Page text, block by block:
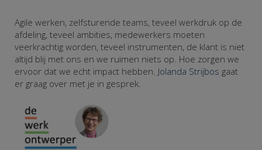
Agile werken, zelfsturende teams, teveel werkdruk op de
afdeling, teveel ambities, medewerkers moeten
veerkrachtig worden, teveel instrumenten, de klant is niet
altijd blij met ons en we ruimen niets op. Hoe zorgen we
ervoor dat we echt impact hebben. Jolanda Strijbos gaat
er graag over met je in gesprek.